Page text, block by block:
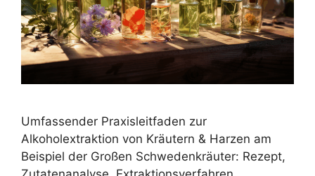
Umfassender Praxisleitfaden zur
Alkoholextraktion von Kräutern & Harzen am
Beispiel der Großen Schwedenkräuter: Rezept,